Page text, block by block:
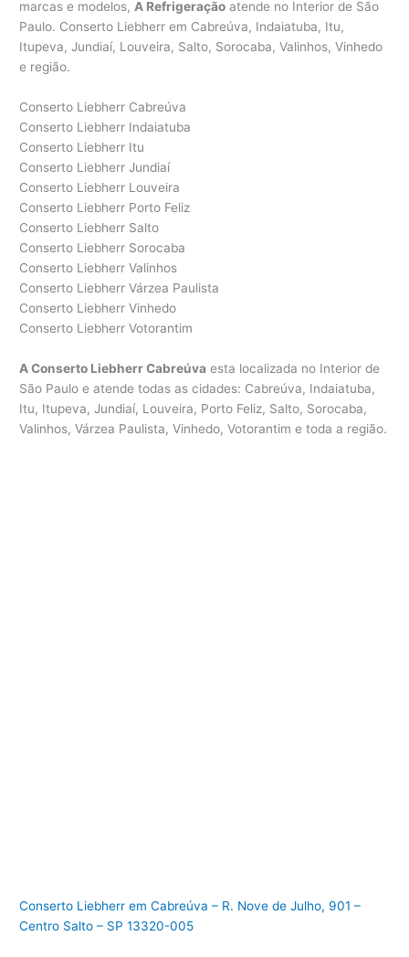
marcas e modelos,A Refrigeração atende no Interior de São
Paulo. Conserto Liebherr em Cabreúva, Indaiatuba, Itu,
Itupeva, Jundiaí, Louveira, Salto, Sorocaba, Valinhos, Vinhedo
e região.
Conserto Liebherr Cabreúva
Conserto Liebherr Indaiatuba
Conserto Liebherr Itu
Conserto Liebherr Jundiaí
Conserto Liebherr Louveira
Conserto Liebherr Porto Feliz
Conserto Liebherr Salto
Conserto Liebherr Sorocaba
Conserto Liebherr Valinhos
Conserto Liebherr Várzea Paulista
Conserto Liebherr Vinhedo
Conserto Liebherr Votorantim
A Conserto Liebherr Cabreúva esta localizada no Interior de
São Paulo e atende todas as cidades: Cabreúva, Indaiatuba,
Itu, Itupeva, Jundiaí, Louveira, Porto Feliz, Salto, Sorocaba,
Valinhos, Várzea Paulista, Vinhedo, Votorantim e toda a região.
Conserto Liebherr em Cabreúva – R. Nove de Julho, 901 –
Centro Salto – SP 13320-005